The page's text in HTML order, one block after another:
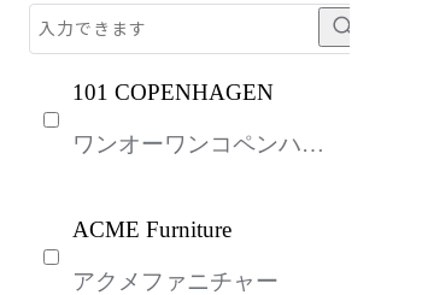
101 COPENHAGEN
ワンオーワンコペンハー
ACME Furniture
アクメファニチャー